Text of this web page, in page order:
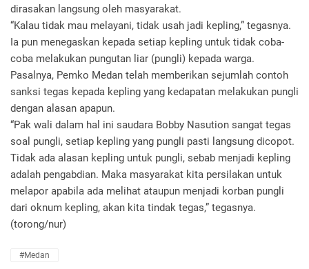
dirasakan langsung oleh masyarakat.
“Kalau tidak mau melayani, tidak usah jadi kepling,” tegasnya.
Ia pun menegaskan kepada setiap kepling untuk tidak coba-
coba melakukan pungutan liar (pungli) kepada warga.
Pasalnya, Pemko Medan telah memberikan sejumlah contoh
sanksi tegas kepada kepling yang kedapatan melakukan pungli
dengan alasan apapun.
“Pak wali dalam hal ini saudara Bobby Nasution sangat tegas
soal pungli, setiap kepling yang pungli pasti langsung dicopot.
Tidak ada alasan kepling untuk pungli, sebab menjadi kepling
adalah pengabdian. Maka masyarakat kita persilakan untuk
melapor apabila ada melihat ataupun menjadi korban pungli
dari oknum kepling, akan kita tindak tegas,” tegasnya.
(torong/nur)
#Medan